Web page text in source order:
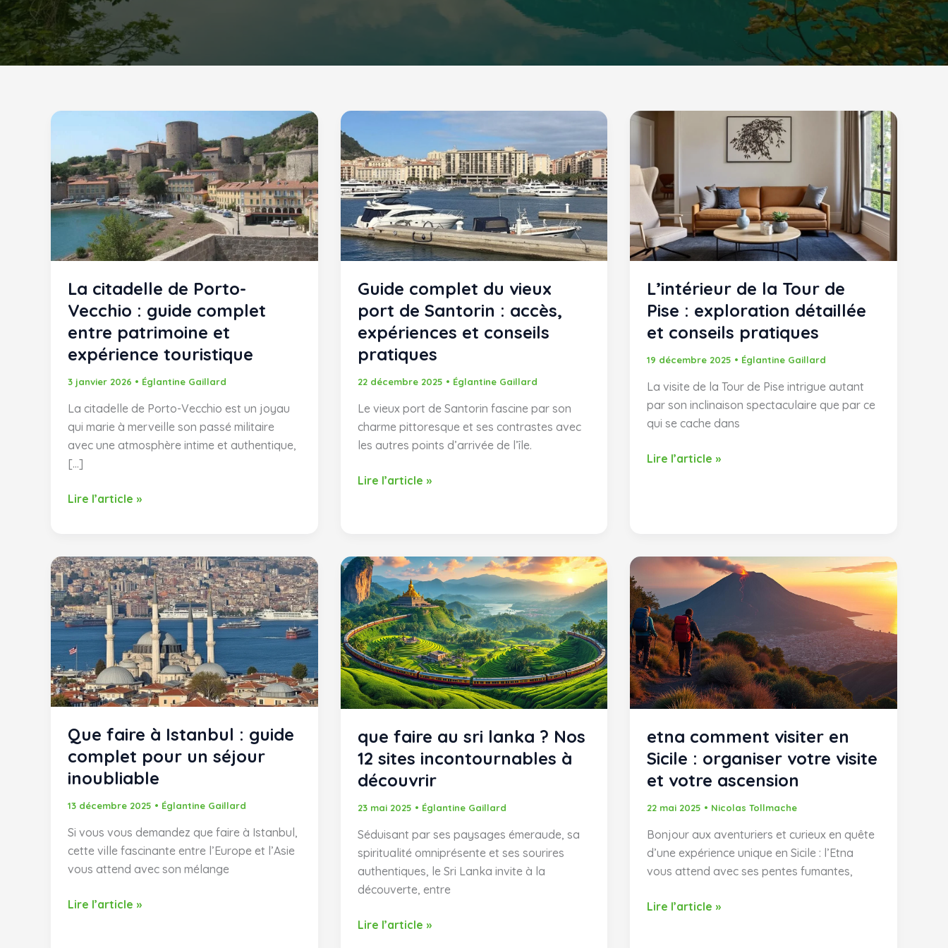
La citadelle de Porto-
Vecchio : guide complet
entre patrimoine et
expérience touristique
3 janvier 2026 • Églantine Gaillard
La citadelle de Porto-Vecchio est un joyau
qui marie à merveille son passé militaire
avec une atmosphère intime et authentique,
[…]
La
Vecchio
:
guide
complet
entre
patrimoine
et
expérience
Lire l’article »
Guide complet du vieux
port de Santorin : accès,
expériences et conseils
pratiques
22 décembre 2025 • Églantine Gaillard
Le vieux port de Santorin fascine par son
charme pittoresque et ses contrastes avec
les autres points d’arrivée de l’île.
Guide
de
Santorin
:
accès,
expériences
et
conseils
pratiques
Lire l’article »
L’intérieur de la Tour de
Pise : exploration détaillée
et conseils pratiques
19 décembre 2025 • Églantine Gaillard
La visite de la Tour de Pise intrigue autant
par son inclinaison spectaculaire que par ce
qui se cache dans
L’intérieur
exploration
détaillée
et
conseils
pratiques
Lire l’article »
Que faire à Istanbul : guide
complet pour un séjour
inoubliable
13 décembre 2025 • Églantine Gaillard
Si vous vous demandez que faire à Istanbul,
cette ville fascinante entre l’Europe et l’Asie
vous attend avec son mélange
Que
Lire l’article »
que faire au sri lanka ? Nos
12 sites incontournables à
découvrir
23 mai 2025 • Églantine Gaillard
Séduisant par ses paysages émeraude, sa
spiritualité omniprésente et ses sourires
authentiques, le Sri Lanka invite à la
découverte, entre
que
Lire l’article »
etna comment visiter en
Sicile : organiser votre visite
et votre ascension
22 mai 2025 • Nicolas Tollmache
Bonjour aux aventuriers et curieux en quête
d’une expérience unique en Sicile : l’Etna
vous attend avec ses pentes fumantes,
etna
Lire l’article »